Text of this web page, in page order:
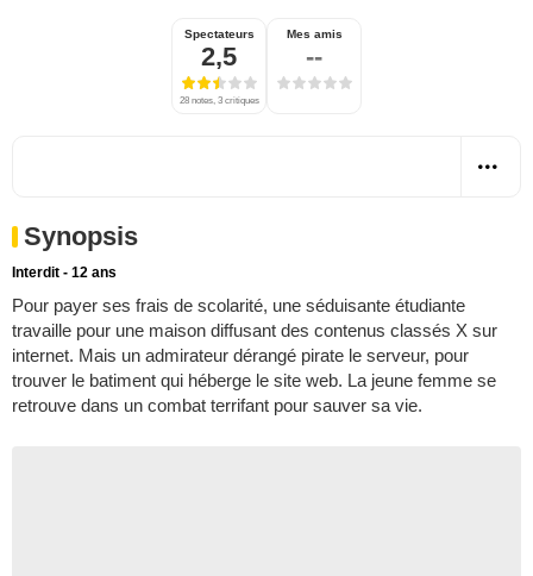
Spectateurs
2,5
28 notes, 3 critiques
Mes amis
--
Synopsis
Interdit - 12 ans
Pour payer ses frais de scolarité, une séduisante étudiante
travaille pour une maison diffusant des contenus classés X sur
internet. Mais un admirateur dérangé pirate le serveur, pour
trouver le batiment qui héberge le site web. La jeune femme se
retrouve dans un combat terrifant pour sauver sa vie.